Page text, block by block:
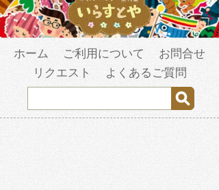
ホーム ご利用について
お問合せ
リクエスト
よくあるご質問